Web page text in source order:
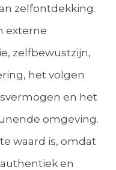
zelfontdekking.
externe
zelfbewustzijn,
het volgen
en het
omgeving.
waard is, omdat
en